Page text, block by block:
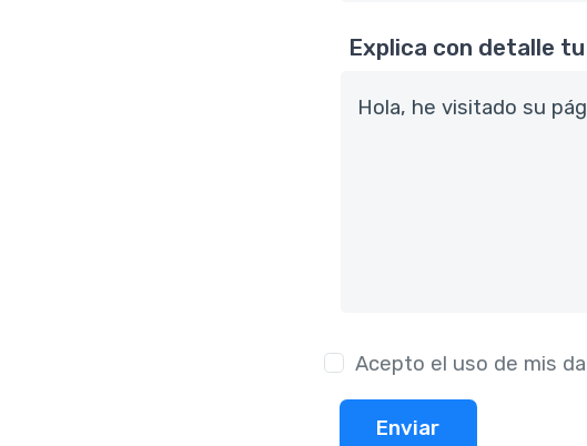
Explica con detalle
Acepto el uso de mis
Enviar